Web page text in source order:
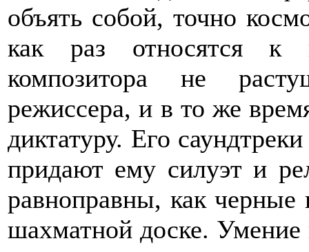
объять собой, точно
как раз относятся к
композитора не
режиссера, и в то же
диктатуру. Его
придают ему силуэт и
равноправны, как
шахматной доске. Умение